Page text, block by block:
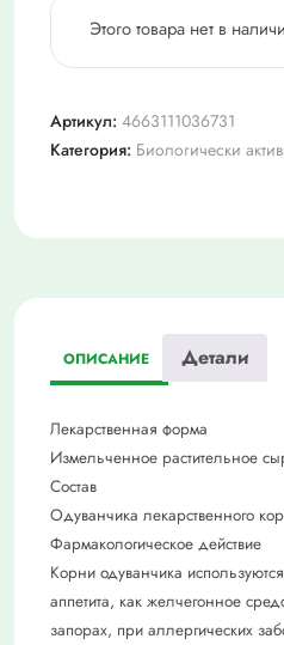
Этого товара нет в
Артикул: 4663111036731
Категория: Биологически
ОПИСАНИЕ Детали
Лекарственная форма
Измельченное растительное
Состав
Одуванчика лекарственного
Фармакологическое действие
Корни одуванчика
аппетита, как желчегонное
запорах, при аллергических